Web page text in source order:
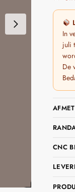
In
juli
De
CNC